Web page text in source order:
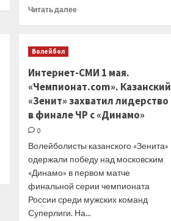
Читать далееПрочитать
сопернику
четыре
гейма
на
в
Южной
Корее
Волейбол
Интернет-СМИ 1 мая.
«Чемпионат.com». Казанский
«Зенит» захватил лидерство
в финале ЧР с «Динамо»
0
Волейболисты казанского «Зенита»
одержали победу над московским
«Динамо» в первом матче
финальной серии чемпионата
России среди мужских команд
Суперлиги. На...